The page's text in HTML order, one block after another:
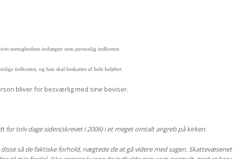
menighedens indtægter som personlig indkomst.
indkomst, og han skal beskattes af hele beløbet.
bliver for besværlig med sine beviser.
tolv dage siden(skrevet i 2006) i et meget omtalt angreb på kirken.
så de faktiske forhold, nægtede de at gå videre med sagen.